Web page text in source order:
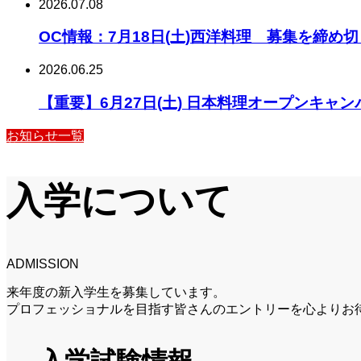
2026.07.08
OC情報：7月18日(土)西洋料理 募集を締め切
2026.06.25
【重要】6月27日(土) 日本料理オープンキャ
お知らせ一覧
入学について
ADMISSION
来年度の新入学生を募集しています。
プロフェッショナルを目指す皆さんのエントリーを心よりお